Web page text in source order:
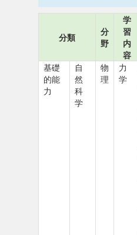
分類
分
野
学
習
内
容
基礎
的能
力
自
然
科
学
物
理
力
学